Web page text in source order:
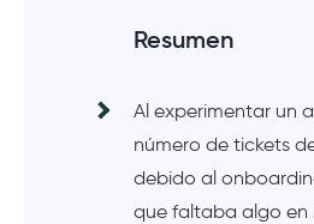
Resumen
Al experimentar un
número de tickets
debido al
que faltaba algo en